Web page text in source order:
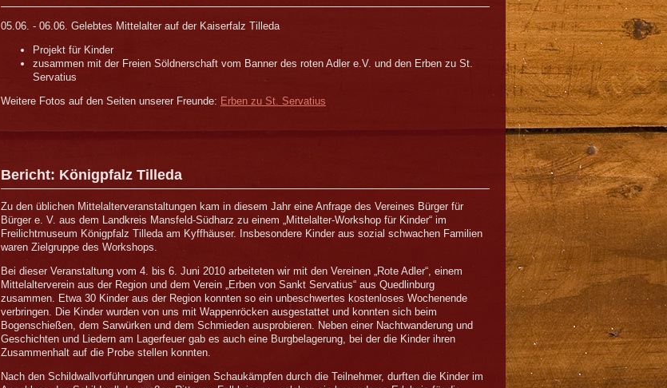
05.06. - 06.06. Gelebtes Mittelalter auf der Kaiserfalz Tilleda
Projekt für Kinder
zusammen mit der Freien Söldnerschaft vom Banner des roten Adler e.V. und den Erben zu St.
Servatius
Weitere Fotos auf den Seiten unserer Freunde: Erben zu St. Servatius
Bericht: Königpfalz Tilleda
Zu den üblichen Mittelalterveranstaltungen kam in diesem Jahr eine Anfrage des Vereines Bürger für
Bürger e. V. aus dem Landkreis Mansfeld-Südharz zu einem „Mittelalter-Workshop für Kinder“ im
Freilichtmuseum Königpfalz Tilleda am Kyffhäuser. Insbesondere Kinder aus sozial schwachen Familien
waren Zielgruppe des Workshops.
Bei dieser Veranstaltung vom 4. bis 6. Juni 2010 arbeiteten wir mit den Vereinen „Rote Adler“, einem
Mittelalterverein aus der Region und dem Verein „Erben von Sankt Servatius“ aus Quedlinburg
zusammen. Etwa 30 Kinder aus der Region konnten so ein unbeschwertes kostenloses Wochenende
verbringen. Die Kinder wurden von uns mit Wappenröcken ausgestattet und konnten sich beim
Bogenschießen, dem Sarwürken und dem Schmieden ausprobieren. Neben einer Nachtwanderung und
Geschichten und Liedern am Lagerfeuer gab es auch eine Burgbelagerung, bei der die Kinder ihren
Zusammenhalt auf die Probe stellen konnten.
Nach den Schildwallvorführungen und einigen Schaukämpfen durch die Teilnehmer, durften die Kinder im